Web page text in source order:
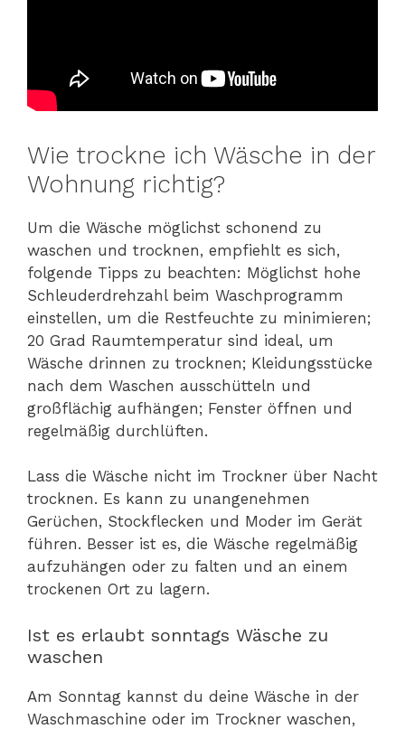
Wie trockne ich Wäsche in der
Wohnung richtig?
Um die Wäsche möglichst schonend zu
waschen und trocknen, empfiehlt es sich,
folgende Tipps zu beachten: Möglichst hohe
Schleuderdrehzahl beim Waschprogramm
einstellen, um die Restfeuchte zu minimieren;
20 Grad Raumtemperatur sind ideal, um
Wäsche drinnen zu trocknen; Kleidungsstücke
nach dem Waschen ausschütteln und
großflächig aufhängen; Fenster öffnen und
regelmäßig durchlüften.
Lass die Wäsche nicht im Trockner über Nacht
trocknen. Es kann zu unangenehmen
Gerüchen, Stockflecken und Moder im Gerät
führen. Besser ist es, die Wäsche regelmäßig
aufzuhängen oder zu falten und an einem
trockenen Ort zu lagern.
Ist es erlaubt sonntags Wäsche zu
waschen
Am Sonntag kannst du deine Wäsche in der
Waschmaschine oder im Trockner waschen,